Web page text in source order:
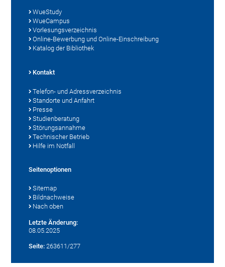
WueStudy
WueCampus
Vorlesungsverzeichnis
Online-Bewerbung und Online-Einschreibung
Katalog der Bibliothek
Kontakt
Telefon- und Adressverzeichnis
Standorte und Anfahrt
Presse
Studienberatung
Störungsannahme
Technischer Betrieb
Hilfe im Notfall
Seitenoptionen
Sitemap
Bildnachweise
Nach oben
Letzte Änderung:
08.05.2025
Seite: 263611/277